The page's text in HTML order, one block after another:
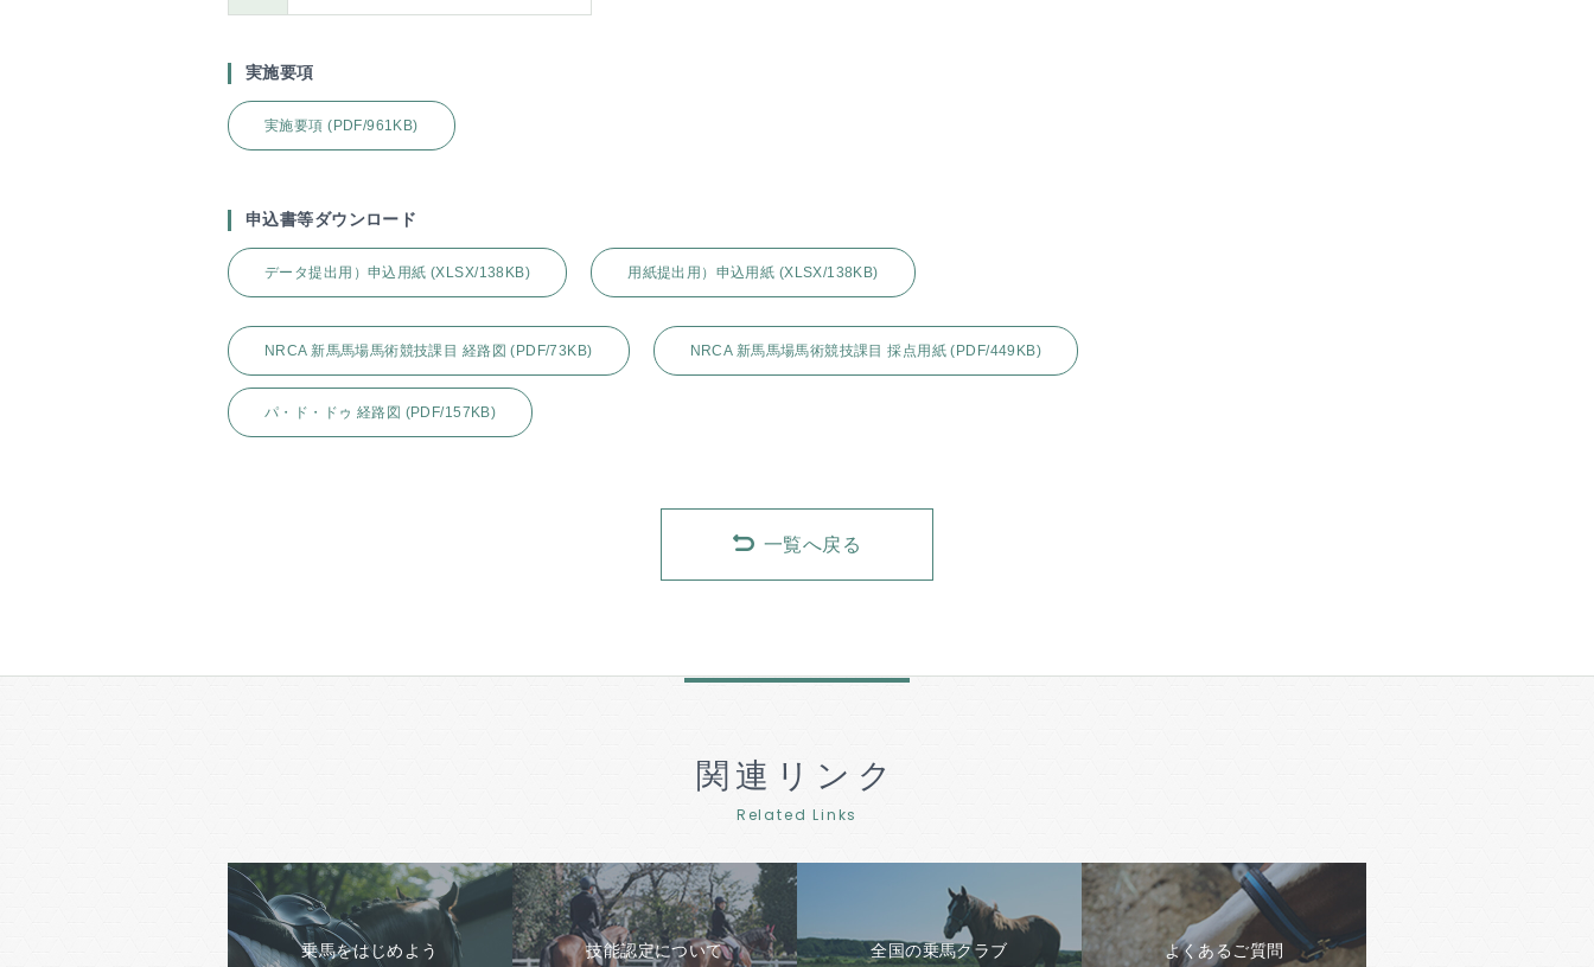
実施要項
実施要項 (PDF/961KB)
申込書等ダウンロード
データ提出用）申込用紙 (XLSX/138KB) 用紙提出用）申込用紙 (XLSX/138KB)
NRCA 新馬馬場馬術競技課目 経路図 (PDF/73KB) NRCA 新馬馬場馬術競技課目 採点用紙 (PDF/449KB)
パ・ド・ドゥ 経路図 (PDF/157KB)
一覧へ戻る
関連リンク
Related Links
乗馬をはじめよう 技能認定について 全国の乗馬クラブ よくあるご質問